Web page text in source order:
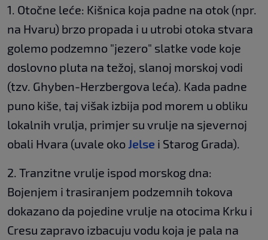
1. Otočne leće: Kišnica koja padne na otok (npr.
na Hvaru) brzo propada i u utrobi otoka stvara
golemo podzemno "jezero" slatke vode koje
doslovno pluta na težoj, slanoj morskoj vodi
(tzv. Ghyben-Herzbergova leća). Kada padne
puno kiše, taj višak izbija pod morem u obliku
lokalnih vrulja, primjer su vrulje na sjevernoj
obali Hvara (uvale oko Jelse i Starog Grada).
2. Tranzitne vrulje ispod morskog dna:
Bojenjem i trasiranjem podzemnih tokova
dokazano da pojedine vrulje na otocima Krku i
Cresu zapravo izbacuju vodu koja je pala na